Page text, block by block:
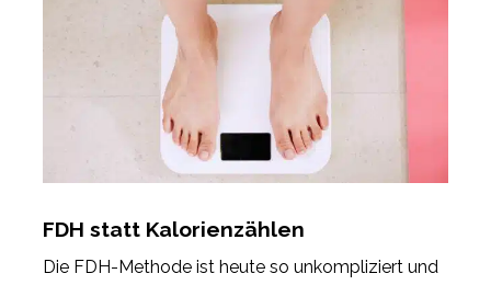
FDH statt Kalorienzählen
Die FDH-Methode ist heute so unkompliziert und